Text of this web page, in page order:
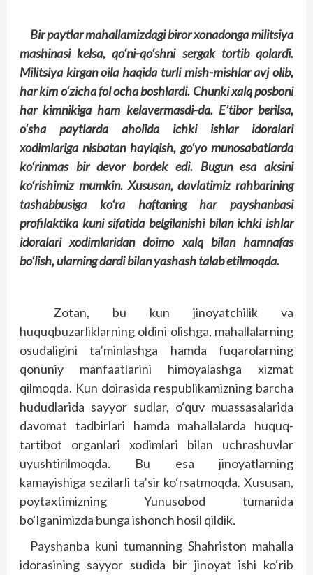
Bir paytlar mahallamizdagi biror xonadonga militsiya
mashinasi kelsa, qo‘ni-qo‘shni sergak tortib qolardi.
Militsiya kirgan oila haqida turli mish-mishlar avj olib,
har kim o‘zicha fol ocha boshlardi. Chunki xalq posboni
har kimnikiga ham kelavermasdi-da. E’tibor berilsa,
o‘sha paytlarda aholida ichki ishlar idoralari
xodimlariga nisbatan hayiqish, go‘yo munosabatlarda
ko‘rinmas bir devor bordek edi. Bugun esa aksini
ko‘rishimiz mumkin. Xususan, davlatimiz rahbarining
tashabbusiga ko‘ra haftaning har payshanbasi
profilaktika kuni sifatida belgilanishi bilan ichki ishlar
idoralari xodimlaridan doimo xalq bilan hamnafas
bo‘lish, ularning dardi bilan yashash talab etilmoqda.
Zotan, bu kun jinoyatchilik va
huquqbuzarliklarning oldini olishga, mahallalarning
osudaligini ta’minlashga hamda fuqarolarning
qonuniy manfaatlarini himoyalashga xizmat
qilmoqda. Kun doirasida respublikamizning barcha
hududlarida sayyor sudlar, o‘quv muassasalarida
davomat tadbirlari hamda mahallalarda huquq-
tartibot organlari xodimlari bilan uchrashuvlar
uyushtirilmoqda. Bu esa jinoyatlarning
kamayishiga sezilarli ta’sir ko‘rsatmoqda. Xususan,
poytaxtimizning Yunusobod tumanida
bo‘lganimizda bunga ishonch hosil qildik.
Payshanba kuni tumanning Shahriston mahalla
idorasining sayyor sudida bir jinoyat ishi ko‘rib